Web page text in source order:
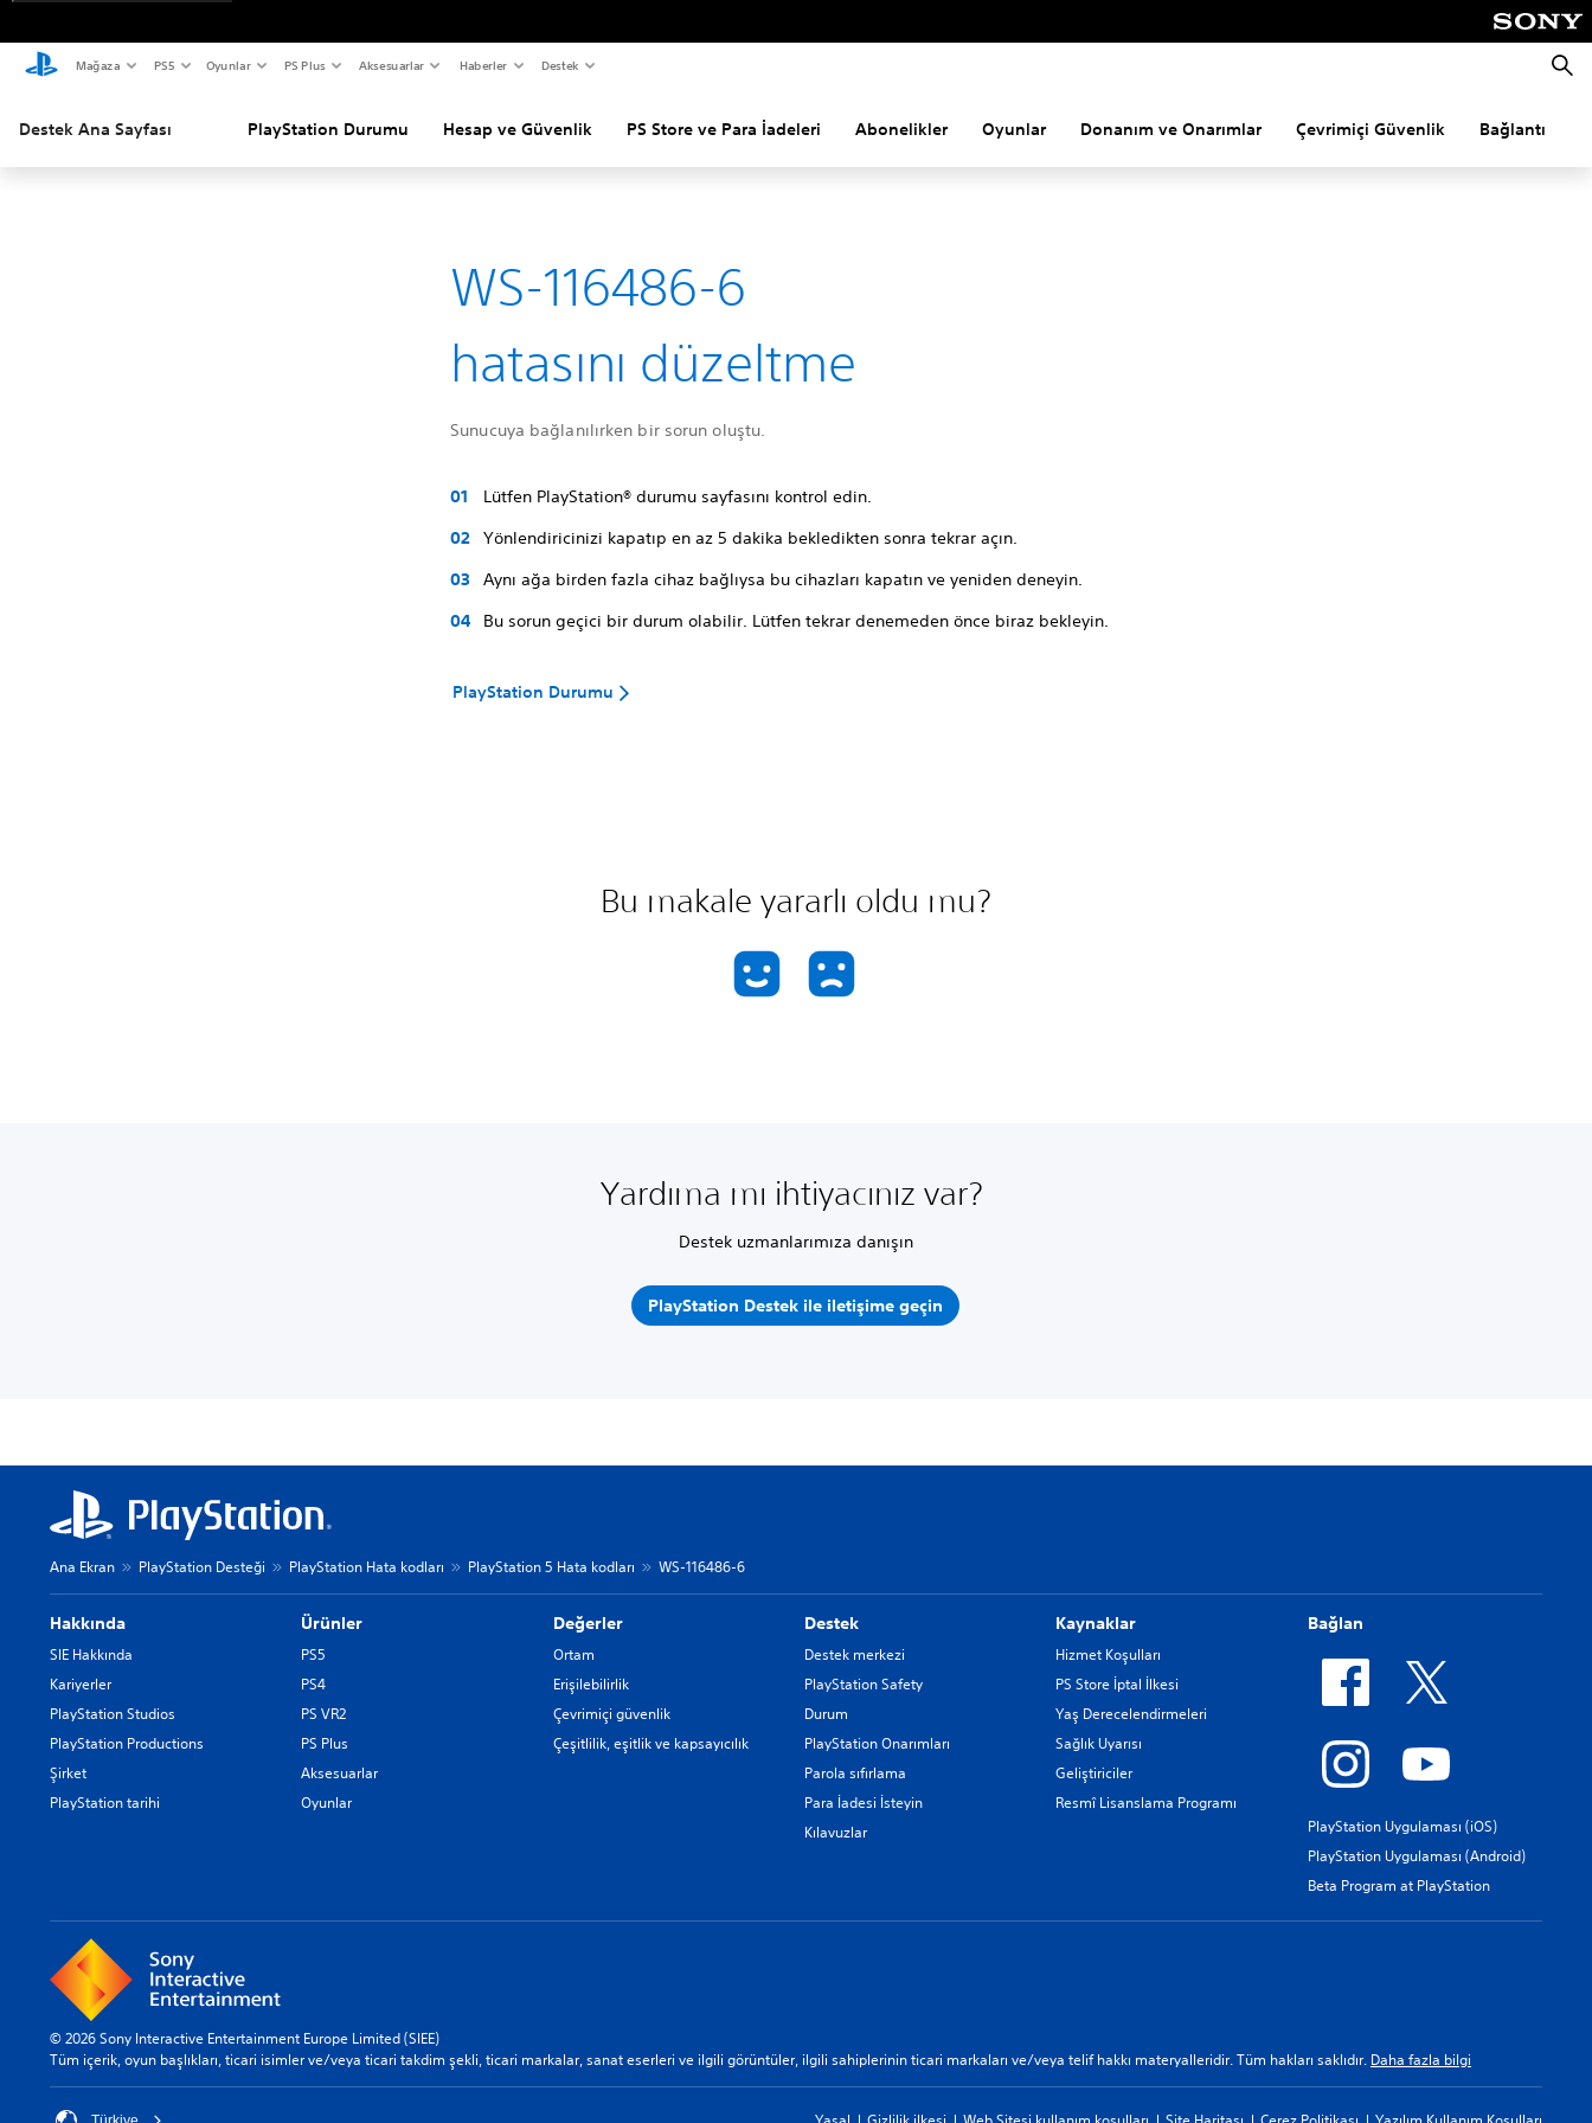
Mağaza PS5 Oyunlar PS Plus Aksesuarlar Haberler Destek
Destek Ana Sayfası PlayStation Durumu Hesap ve Güvenlik PS Store ve Para İadeleri Abonelikler Oyunlar Donanım ve Onarımlar Çevrimiçi Güvenlik Bağlantı
WS-116486-6
hatasını düzeltme
Sunucuya bağlanılırken bir sorun oluştu.
Lütfen PlayStation® durumu sayfasını kontrol edin.
Yönlendiricinizi kapatıp en az 5 dakika bekledikten sonra tekrar açın.
Aynı ağa birden fazla cihaz bağlıysa bu cihazları kapatın ve yeniden deneyin.
Bu sorun geçici bir durum olabilir. Lütfen tekrar denemeden önce biraz bekleyin.
PlayStation Durumu
Bu makale yararlı oldu mu?
Yardıma mı ihtiyacınız var?
Destek uzmanlarımıza danışın
PlayStation Destek ile iletişime geçin
Ana Ekran PlayStation Desteği PlayStation Hata kodları PlayStation 5 Hata kodları WS-116486-6
Hakkında
SIE Hakkında
Kariyerler
PlayStation Studios
PlayStation Productions
Şirket
PlayStation tarihi
Ürünler
PS5
PS4
PS VR2
PS Plus
Aksesuarlar
Oyunlar
Değerler
Ortam
Erişilebilirlik
Çevrimiçi güvenlik
Çeşitlilik, eşitlik ve kapsayıcılık
Destek
Destek merkezi
PlayStation Safety
Durum
PlayStation Onarımları
Parola sıfırlama
Para İadesi İsteyin
Kılavuzlar
Kaynaklar
Hizmet Koşulları
PS Store İptal İlkesi
Yaş Derecelendirmeleri
Sağlık Uyarısı
Geliştiriciler
Resmî Lisanslama Programı
Bağlan
PlayStation Uygulaması (iOS)
PlayStation Uygulaması (Android)
Beta Program at PlayStation
© 2026 Sony Interactive Entertainment Europe Limited (SIEE)
Tüm içerik, oyun başlıkları, ticari isimler ve/veya ticari takdim şekli, ticari markalar, sanat eserleri ve ilgili görüntüler, ilgili sahiplerinin ticari markaları ve/veya telif hakkı materyalleridir. Tüm hakları saklıdır. Daha fazla bilgi